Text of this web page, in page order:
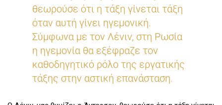
θεωρούσε ότι η τάξη γίνεται τάξη
όταν αυτή γίνει ηγεμονική.
Σύμφωνα με τον Λένιν, στη Ρωσία
η ηγεμονία θα εξέφραζε τον
καθοδηγητικό ρόλο της εργατικής
τάξης στην αστική επανάσταση.